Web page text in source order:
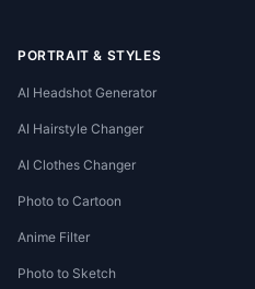
PORTRAIT & STYLES
AI Headshot Generator
AI Hairstyle Changer
AI Clothes Changer
Photo to Cartoon
Anime Filter
Photo to Sketch